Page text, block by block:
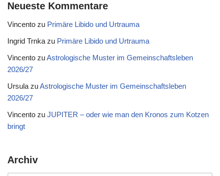
Neueste Kommentare
Vincento zu Primäre Libido und Urtrauma
Ingrid Trnka zu Primäre Libido und Urtrauma
Vincento zuAstrologische Muster im Gemeinschaftsleben
2026/27
Ursula zuAstrologische Muster im Gemeinschaftsleben
2026/27
Vincento zu JUPITER – oder wie man den Kronos zum Kotzen
bringt
Archiv